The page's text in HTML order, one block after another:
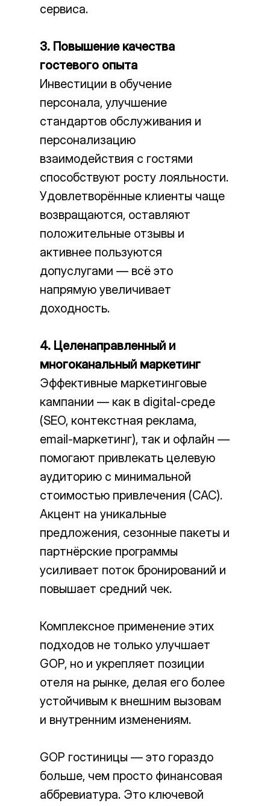
сервиса.
3. Повышение качества
гостевого опыта
Инвестиции в обучение
персонала, улучшение
стандартов обслуживания и
персонализацию
взаимодействия с гостями
способствуют росту лояльности.
Удовлетворённые клиенты чаще
возвращаются, оставляют
положительные отзывы и
активнее пользуются
допуслугами — всё это
напрямую увеличивает
доходность.
4. Целенаправленный и
многоканальный маркетинг
Эффективные маркетинговые
кампании — как в digital-среде
(SEO, контекстная реклама,
email-маркетинг), так и офлайн —
помогают привлекать целевую
аудиторию с минимальной
стоимостью привлечения (CAC).
Акцент на уникальные
предложения, сезонные пакеты и
партнёрские программы
усиливает поток бронирований и
повышает средний чек.
Комплексное применение этих
подходов не только улучшает
GOP, но и укрепляет позиции
отеля на рынке, делая его более
устойчивым к внешним вызовам
и внутренним изменениям.
GOP гостиницы — это гораздо
больше, чем просто финансовая
аббревиатура. Это ключевой